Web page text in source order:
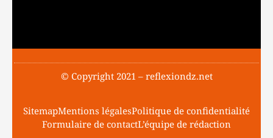
© Copyright 2021 – reflexiondz.net
SitemapMentions légalesPolitique de confidentialité
Formulaire de contactL’équipe de rédaction